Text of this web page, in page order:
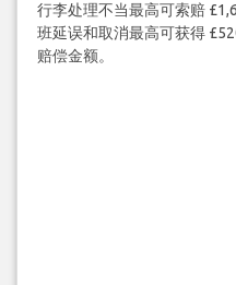
行李处理不当最高可索赔
班延误和取消最高可获得
赔偿金额。